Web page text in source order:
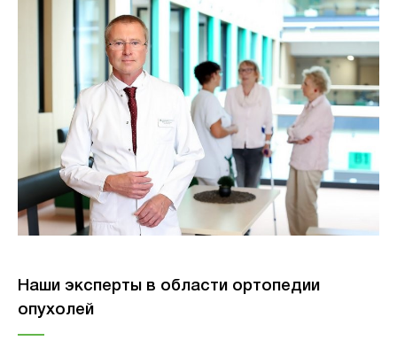
Наши эксперты в области ортопедии
опухолей